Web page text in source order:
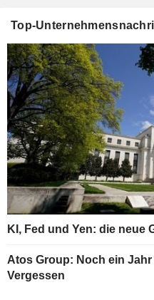
Top-
KI, Fed und Yen: die neue
Atos Group: Noch ein Jahr
Vergessen